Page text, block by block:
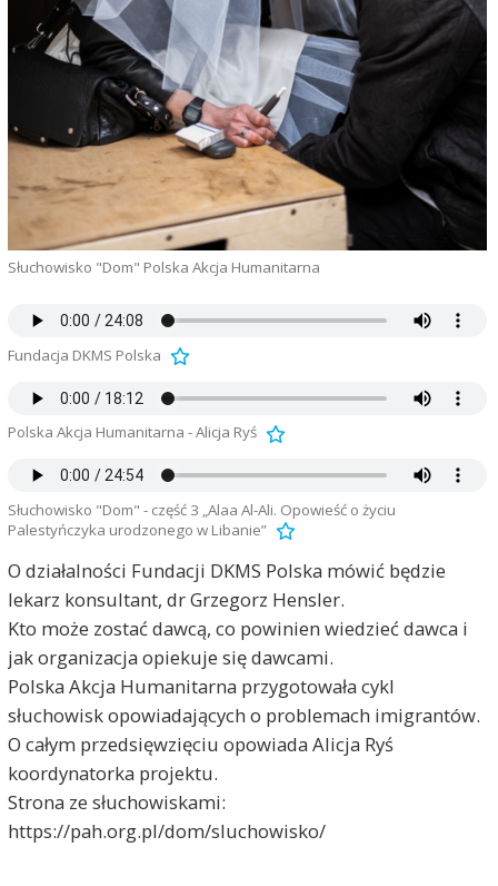
Słuchowisko "Dom" Polska Akcja Humanitarna
Fundacja DKMS Polska
Polska Akcja Humanitarna - Alicja Ryś
Słuchowisko "Dom" - część 3 „Alaa Al-Ali. Opowieść o życiu
Palestyńczyka urodzonego w Libanie”
O działalności Fundacji DKMS Polska mówić będzie
lekarz konsultant, dr Grzegorz Hensler.
Kto może zostać dawcą, co powinien wiedzieć dawca i
jak organizacja opiekuje się dawcami.
Polska Akcja Humanitarna przygotowała cykl
słuchowisk opowiadających o problemach imigrantów.
O całym przedsięwzięciu opowiada Alicja Ryś
koordynatorka projektu.
Strona ze słuchowiskami:
https://pah.org.pl/dom/sluchowisko/